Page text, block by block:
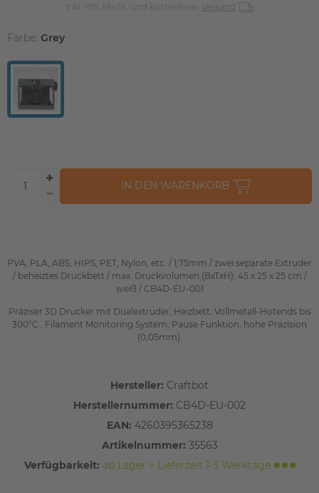
PVA, PLA, ABS, HIPS, PET, Nylon, etc. / 1,75mm / zwei separate Extruder
/ beheiztes Druckbett / max. Druckvolumen (BxTxH): 45 x 25 x 25 cm /
weiß / CB4D-EU-001
Präziser 3D Drucker mit Dualextruder, Heizbett, Vollmetall-Hotends bis
300°C , Filament Monitoring System, Pause Funktion, hohe Präzision
(0,05mm).
Hersteller: Craftbot
Herstellernummer: CB4D-EU-002
EAN: 4260395365238
Artikelnummer: 35563
Verfügbarkeit: ab Lager > Lieferzeit 1-3 Werktage
inkl. 19% MwSt. und kostenloser Versand
Farbe: Grey
IN DEN WARENKORB